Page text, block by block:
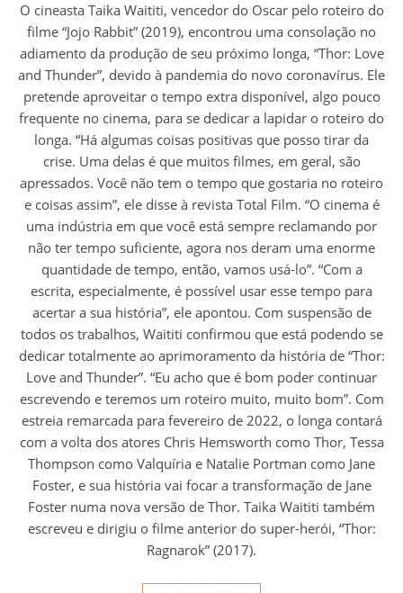
O cineasta Taika Waititi, vencedor do Oscar pelo roteiro do
filme “Jojo Rabbit” (2019), encontrou uma consolação no
adiamento da produção de seu próximo longa, “Thor: Love
and Thunder”, devido à pandemia do novo coronavírus. Ele
pretende aproveitar o tempo extra disponível, algo pouco
frequente no cinema, para se dedicar a lapidar o roteiro do
longa. “Há algumas coisas positivas que posso tirar da
crise. Uma delas é que muitos filmes, em geral, são
apressados. Você não tem o tempo que gostaria no roteiro
e coisas assim”, ele disse à revista Total Film. “O cinema é
uma indústria em que você está sempre reclamando por
não ter tempo suficiente, agora nos deram uma enorme
quantidade de tempo, então, vamos usá-lo”. “Com a
escrita, especialmente, é possível usar esse tempo para
acertar a sua história”, ele apontou. Com suspensão de
todos os trabalhos, Waititi confirmou que está podendo se
dedicar totalmente ao aprimoramento da história de “Thor:
Love and Thunder”. “Eu acho que é bom poder continuar
escrevendo e teremos um roteiro muito, muito bom”. Com
estreia remarcada para fevereiro de 2022, o longa contará
com a volta dos atores Chris Hemsworth como Thor, Tessa
Thompson como Valquíria e Natalie Portman como Jane
Foster, e sua história vai focar a transformação de Jane
Foster numa nova versão de Thor. Taika Waititi também
escreveu e dirigiu o filme anterior do super-herói, “Thor:
Ragnarok” (2017).